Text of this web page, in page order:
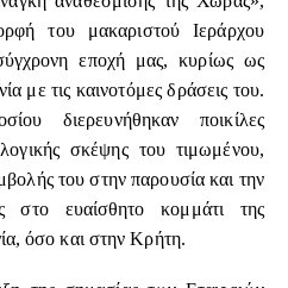
του μακαριστού Ιεράρχου
εποχή μας, κυρίως ως
με τις καινοτόμες δράσεις του.
διερευνήθηκαν ποικίλες
σκέψης του τιμωμένου,
του στην παρουσία και την
στο ευαίσθητο κομμάτι της
όσο και στην Κρήτη.